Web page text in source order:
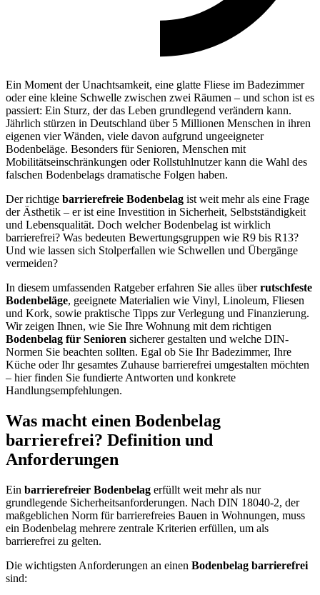
Ein Moment der Unachtsamkeit, eine glatte Fliese im Badezimmer
oder eine kleine Schwelle zwischen zwei Räumen – und schon ist es
passiert: Ein Sturz, der das Leben grundlegend verändern kann.
Jährlich stürzen in Deutschland über 5 Millionen Menschen in ihren
eigenen vier Wänden, viele davon aufgrund ungeeigneter
Bodenbeläge. Besonders für Senioren, Menschen mit
Mobilitätseinschränkungen oder Rollstuhlnutzer kann die Wahl des
falschen Bodenbelags dramatische Folgen haben.
Der richtige barrierefreie Bodenbelag ist weit mehr als eine Frage
der Ästhetik – er ist eine Investition in Sicherheit, Selbstständigkeit
und Lebensqualität. Doch welcher Bodenbelag ist wirklich
barrierefrei? Was bedeuten Bewertungsgruppen wie R9 bis R13?
Und wie lassen sich Stolperfallen wie Schwellen und Übergänge
vermeiden?
In diesem umfassenden Ratgeber erfahren Sie alles überrutschfeste
Bodenbeläge, geeignete Materialien wie Vinyl, Linoleum, Fliesen
und Kork, sowie praktische Tipps zur Verlegung und Finanzierung.
Wir zeigen Ihnen, wie Sie Ihre Wohnung mit dem richtigen
Bodenbelag für Senioren sicherer gestalten und welche DIN-
Normen Sie beachten sollten. Egal ob Sie Ihr Badezimmer, Ihre
Küche oder Ihr gesamtes Zuhause barrierefrei umgestalten möchten
– hier finden Sie fundierte Antworten und konkrete
Handlungsempfehlungen.
Was macht einen Bodenbelag
barrierefrei? Definition und
Anforderungen
Ein barrierefreier Bodenbelag erfüllt weit mehr als nur
grundlegende Sicherheitsanforderungen. Nach DIN 18040-2, der
maßgeblichen Norm für barrierefreies Bauen in Wohnungen, muss
ein Bodenbelag mehrere zentrale Kriterien erfüllen, um als
barrierefrei zu gelten.
Die wichtigsten Anforderungen an einen Bodenbelag barrierefrei
sind: